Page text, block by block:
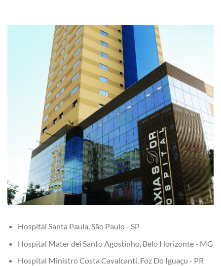
Hospital Santa Paula, São Paulo - SP
Hospital Mater dei Santo Agostinho, Belo Horizonte - MG
Hospital Ministro Costa Cavalcanti, Foz Do Iguaçu - PR